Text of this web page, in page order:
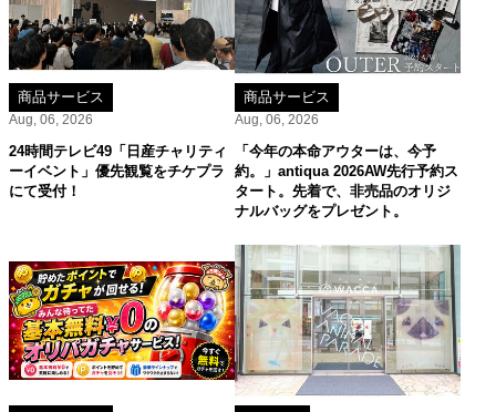
商品サービス
Aug, 06, 2026
24時間テレビ49「日産チャリティ
ーイベント」優先観覧をチケプラ
にて受付！
商品サービス
Aug, 06, 2026
「今年の本命アウターは、今予
約。」antiqua 2026AW先行予約ス
タート。先着で、非売品のオリジ
ナルバッグをプレゼント。